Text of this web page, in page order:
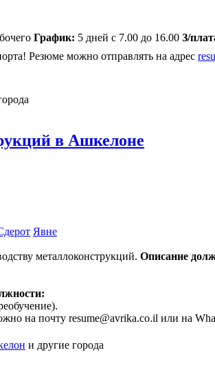
График: 5 дней с 7.00 до 16.00 З/
Резюме можно отправлять на адрес
в Ашкелоне
Явне
металлоконструкций. Описание
на почту resume@avrika.co.il или на
и другие города